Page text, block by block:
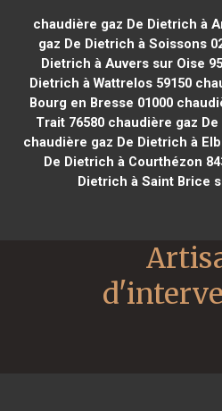
chaudière gaz De Dietrich à
gaz De Dietrich à Soissons
Dietrich à Auvers sur Oise
Dietrich à Wattrelos 59150
Bourg en Bresse 01000
Trait 76580chaudière gaz De
chaudière gaz De Dietrich à
De Dietrich à Courthézon
Dietrich à Saint Brice